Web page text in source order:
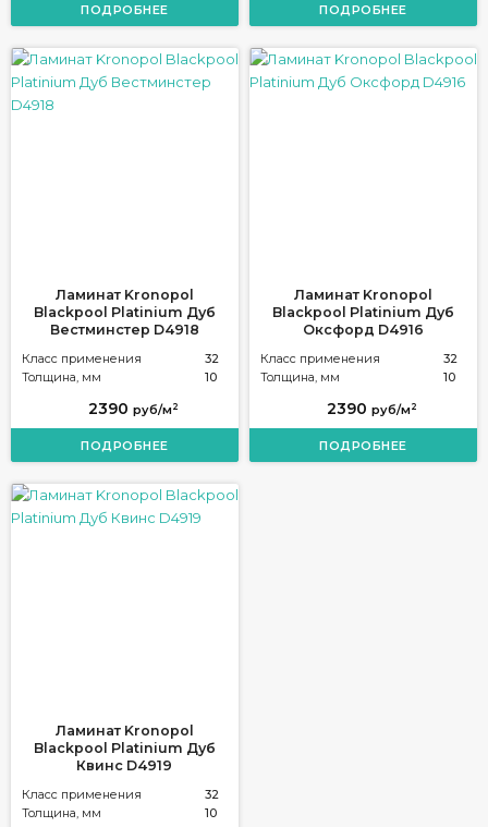
ПОДРОБНЕЕ ПОДРОБНЕЕ
Ламинат Kronopol
Blackpool Platinium Дуб
Вестминстер D4918
Класс применения
32
Толщина, мм
10
2390 руб/м 2
ПОДРОБНЕЕ
Ламинат Kronopol
Blackpool Platinium Дуб
Оксфорд D4916
Класс применения
32
Толщина, мм
10
2390 руб/м 2
ПОДРОБНЕЕ
Ламинат Kronopol
Blackpool Platinium Дуб
Квинс D4919
Класс применения
32
Толщина, мм
10